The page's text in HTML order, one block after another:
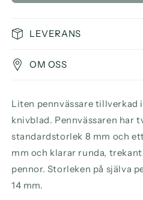
Wood
Hole
Wood
Hole
LEVERANS
OM OSS
Liten pennvässare tillverkad
knivblad. Pennvässaren har
standardstorlek 8 mm och
mm och klarar runda,
pennor. Storleken på själva
14 mm.